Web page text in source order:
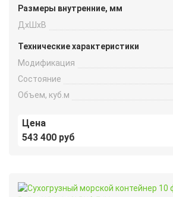
Размеры внутренние, мм
ДxШxВ
Технические характеристики
Модификация
Состояние
Объем, куб.м
Цена
543 400 руб